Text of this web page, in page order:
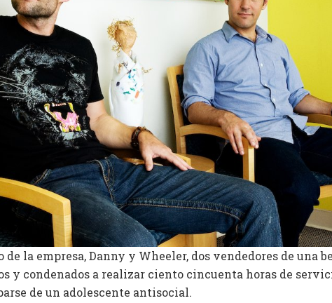
la empresa, Danny y Wheeler, dos vendedores de una
y condenados a realizar ciento cincuenta horas de
de un adolescente antisocial.